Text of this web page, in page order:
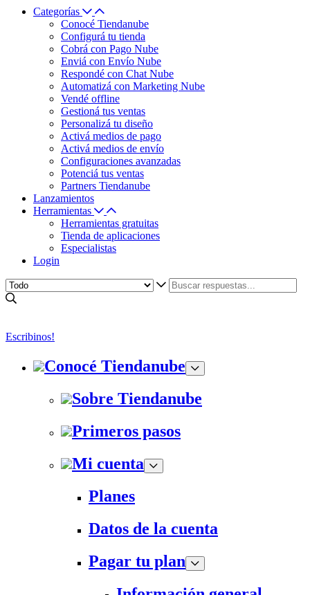
Categorías
Conocé Tiendanube
Configurá tu tienda
Cobrá con Pago Nube
Enviá con Envío Nube
Respondé con Chat Nube
Automatizá con Marketing Nube
Vendé offline
Gestioná tus ventas
Personalizá tu diseño
Activá medios de pago
Activá medios de envío
Configuraciones avanzadas
Potenciá tus ventas
Partners Tiendanube
Lanzamientos
Herramientas
Herramientas gratuitas
Tienda de aplicaciones
Especialistas
Login
Escribinos!
Conocé Tiendanube
Sobre Tiendanube
Primeros pasos
Mi cuenta
Planes
Datos de la cuenta
Pagar tu plan